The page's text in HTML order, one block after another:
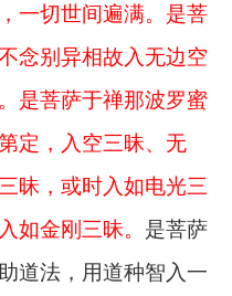
一切世间遍满。是菩
念别异相故入无边空
是菩萨于禅那波罗蜜
定，入空三昧、无
昧，或时入如电光三
如金刚三昧。 是菩萨
道法，用道种智入一